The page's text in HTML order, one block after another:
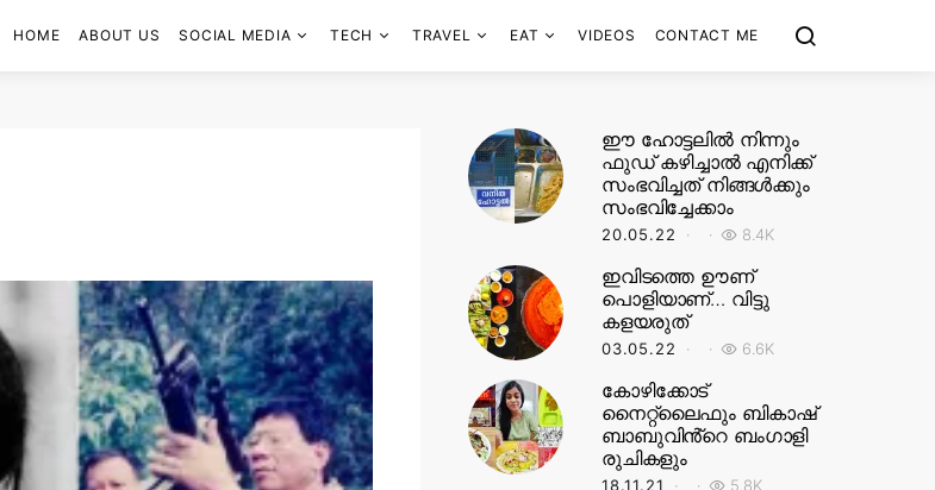
HOME ABOUT US SOCIAL MEDIA TECH TRAVEL EAT VIDEOS CONTACT ME
ഈ ഹോട്ടലിൽ നിന്നും
ഫുഡ് കഴിച്ചാൽ എനിക്ക്
സംഭവിച്ചത് നിങ്ങൾക്കും
സംഭവിച്ചേക്കാം
20.05.22 8.4K
ഇവിടത്തെ ഊണ്
പൊളിയാണ്… വിട്ടു
കളയരുത്
03.05.22 6.6K
കോഴിക്കോട്
നൈറ്റ്‌ലൈഫും ബികാഷ്
ബാബുവിൻ്റെ ബംഗാളി
രുചികളും
18.11.21 5.8K